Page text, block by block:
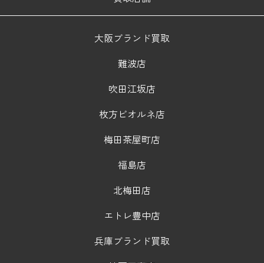
大阪ブランド買取
難波店
吹田江坂店
枚方ビオルネ店
梅田茶屋町店
福島店
北梅田店
エトレ豊中店
兵庫ブランド買取